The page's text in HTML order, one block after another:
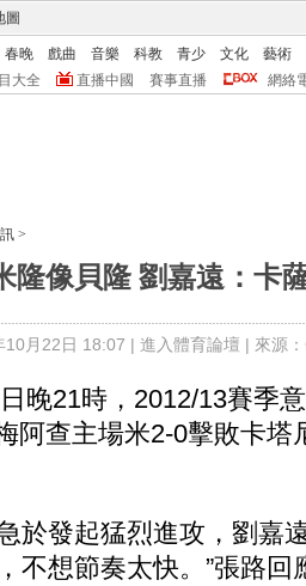
圖
春晚 戲曲 音樂 科教 青少 文化
藝術
大全 直播中國 賽事直播 網絡
>
隆像貝隆 劉嘉遠：卡
10月22日 18:07 | 進入體育論壇 | 來源
晚21時，2012/13賽季
阿查主場米2-0擊敗卡塔
發起猛烈進攻，劉嘉
不想節奏太快。”張路回